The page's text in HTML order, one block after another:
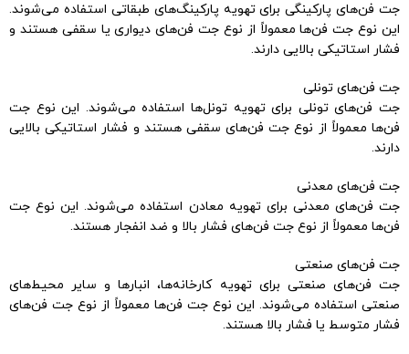
جت فن‌های پارکینگی برای تهویه پارکینگ‌های طبقاتی استفاده می‌شوند.
این نوع جت فن‌ها معمولاً از نوع جت فن‌های دیواری یا سقفی هستند و
فشار استاتیکی بالایی دارند.
جت فن‌های تونلی
جت فن‌های تونلی برای تهویه تونل‌ها استفاده می‌شوند. این نوع جت
فن‌ها معمولاً از نوع جت فن‌های سقفی هستند و فشار استاتیکی بالایی
دارند.
جت فن‌های معدنی
جت فن‌های معدنی برای تهویه معادن استفاده می‌شوند. این نوع جت
فن‌ها معمولاً از نوع جت فن‌های فشار بالا و ضد انفجار هستند.
جت فن‌های صنعتی
جت فن‌های صنعتی برای تهویه کارخانه‌ها، انبارها و سایر محیط‌های
صنعتی استفاده می‌شوند. این نوع جت فن‌ها معمولاً از نوع جت فن‌های
فشار متوسط یا فشار بالا هستند.